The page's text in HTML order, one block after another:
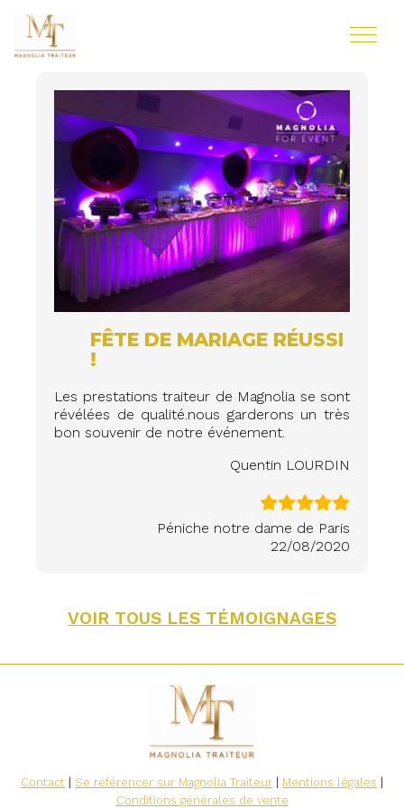
FÊTE DE MARIAGE RÉUSSI
!
Les prestations traiteur de Magnolia se sont
révélées de qualité.nous garderons un très
bon souvenir de notre événement.
Quentin LOURDIN
Péniche notre dame de Paris
22/08/2020
VOIR TOUS LES TÉMOIGNAGES
Contact Se référencer sur Magnolia Traiteur Mentions légales
Conditions générales de vente